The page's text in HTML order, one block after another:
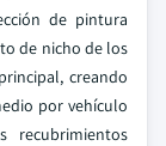
de pintura
de nicho de los
creando
por vehículo
recubrimientos